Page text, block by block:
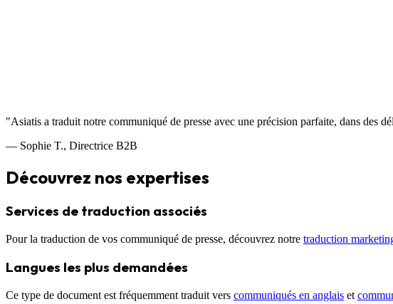
"Asiatis a traduit notre communiqué de presse avec une précision parfaite, dans des
— Sophie T., Directrice B2B
Découvrez nos expertises
Services de traduction associés
Pour la traduction de vos communiqué de presse, découvrez notre traduction
Langues les plus demandées
Ce type de document est fréquemment traduit vers communiqués en anglais et